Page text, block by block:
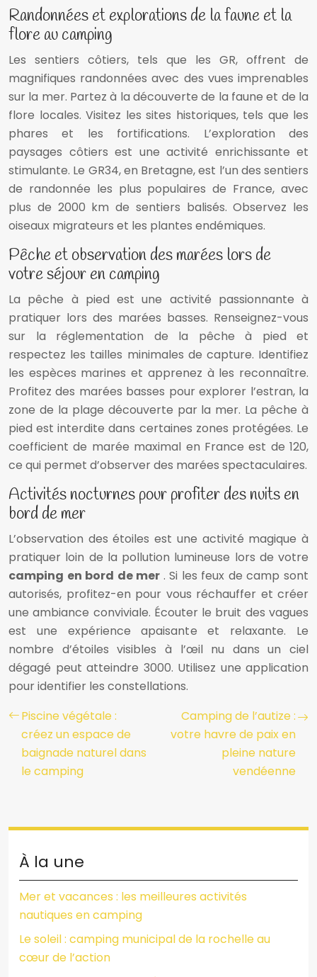
Randonnées et explorations de la faune et la
flore au camping
Les sentiers côtiers, tels que les GR, offrent de
magnifiques randonnées avec des vues imprenables
sur la mer. Partez à la découverte de la faune et de la
flore locales. Visitez les sites historiques, tels que les
phares et les fortifications. L’exploration des
paysages côtiers est une activité enrichissante et
stimulante. Le GR34, en Bretagne, est l’un des sentiers
de randonnée les plus populaires de France, avec
plus de 2000 km de sentiers balisés. Observez les
oiseaux migrateurs et les plantes endémiques.
Pêche et observation des marées lors de
votre séjour en camping
La pêche à pied est une activité passionnante à
pratiquer lors des marées basses. Renseignez-vous
sur la réglementation de la pêche à pied et
respectez les tailles minimales de capture. Identifiez
les espèces marines et apprenez à les reconnaître.
Profitez des marées basses pour explorer l’estran, la
zone de la plage découverte par la mer. La pêche à
pied est interdite dans certaines zones protégées. Le
coefficient de marée maximal en France est de 120,
ce qui permet d’observer des marées spectaculaires.
Activités nocturnes pour profiter des nuits en
bord de mer
L’observation des étoiles est une activité magique à
pratiquer loin de la pollution lumineuse lors de votre
camping en bord de mer . Si les feux de camp sont
autorisés, profitez-en pour vous réchauffer et créer
une ambiance conviviale. Écouter le bruit des vagues
est une expérience apaisante et relaxante. Le
nombre d’étoiles visibles à l’œil nu dans un ciel
dégagé peut atteindre 3000. Utilisez une application
pour identifier les constellations.
Piscine végétale :
créez un espace de
baignade naturel dans
le camping
Camping de l’autize :
votre havre de paix en
pleine nature
vendéenne
À la une
Mer et vacances : les meilleures activités
nautiques en camping
Le soleil : camping municipal de la rochelle au
cœur de l’action